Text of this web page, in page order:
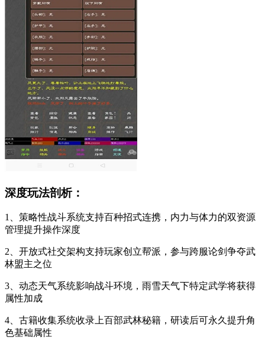
深度玩法剖析：
1、策略性战斗系统支持百种招式连携，内力与体力的双资源
管理提升操作深度
2、开放式社交架构支持玩家创立帮派，参与跨服论剑争夺武
林盟主之位
3、动态天气系统影响战斗环境，雨雪天气下特定武学将获得
属性加成
4、古籍收集系统收录上百部武林秘籍，研读后可永久提升角
色基础属性